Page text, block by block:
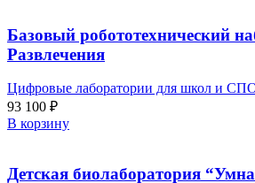
Базовый робототехнический
Развлечения
Цифровые лаборатории для школ и
93 100 ₽
В корзину
Детская биолаборатория